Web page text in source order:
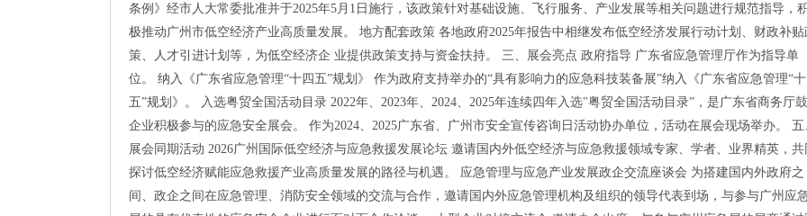
条例》经市人大常委批准并于2025年5月1日施行，该政策针对基础设施、飞行服务、产业发展等相关问题进行规范指导，
极推动广州市低空经济产业高质量发展。 地方配套政策 各地政府2025年报告中相继发布低空经济发展行动计划、财政补贴
策、人才引进计划等，为低空经济企 业提供政策支持与资金扶持。 三、展会亮点 政府指导 广东省应急管理厅作为指导单
位。 纳入《广东省应急管理“十四五”规划》 作为政府支持举办的“具有影响力的应急科技装备展”纳入《广东省应急管理“十
五”规划》。 入选粤贸全国活动目录 2022年、2023年、2024、2025年连续四年入选"粤贸全国活动目录”，是广东省商务厅
企业积极参与的应急安全展会。 作为2024、2025广东省、广州市安全宣传咨询日活动协办单位，活动在展会现场举办。 五
展会同期活动 2026广州国际低空经济与应急救援发展论坛 邀请国内外低空经济与应急救援领域专家、学者、业界精英，共
探讨低空经济赋能应急救援产业高质量发展的路径与机遇。 应急管理与应急产业发展政企交流座谈会 为搭建国内外政府之
间、政企之间在应急管理、消防安全领域的交流与合作，邀请国内外应急管理机构及组织的领导代表到场，与参与广州应